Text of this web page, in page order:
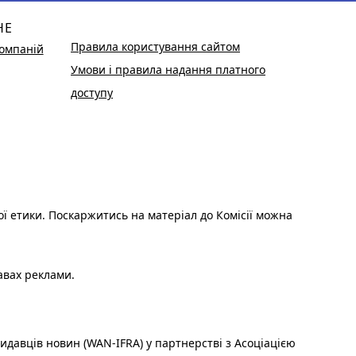
Правила користування сайтом
Умови і правила надання платного
доступу
етики. Поскаржитись на матеріал до Комісії можна
реклами.
новин (WAN-IFRA) у партнерстві з Асоціацією